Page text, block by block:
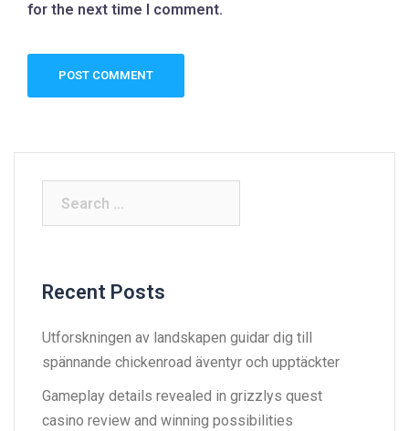
for the next time I comment.
Recent Posts
Utforskningen av landskapen guidar dig till
spännande chickenroad äventyr och upptäckter
Gameplay details revealed in grizzlys quest
casino review and winning possibilities